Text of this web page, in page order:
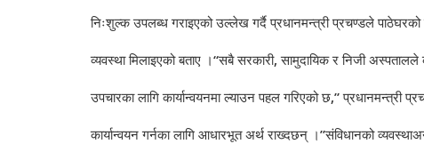
निःशुल्क उपलब्ध गराइएको उल्लेख गर्दै प्रधानमन्त्री प्रचण्डले
व्यवस्था मिलाइएको बताए ।“सबै सरकारी, सामुदायिक र निजी
उपचारका लागि कार्यान्वयनमा ल्याउन पहल गरिएको छ,” प्रधानमन्त्री
कार्यान्वयन गर्नका लागि आधारभूत अर्थ राख्दछन् ।”संविधानको